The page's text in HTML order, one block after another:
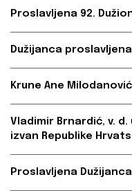
Proslavljena 92.
Dužijanca
Krune Ane
Vladimir Brnardić, v.
izvan Republike
Proslavljena